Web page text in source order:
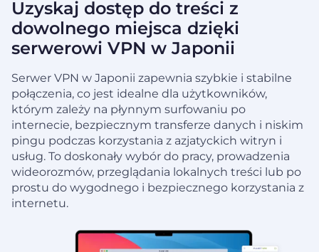
Uzyskaj dostęp do treści z
dowolnego miejsca dzięki
serwerowi VPN w Japonii
Serwer VPN w Japonii zapewnia szybkie i stabilne
połączenia, co jest idealne dla użytkowników,
którym zależy na płynnym surfowaniu po
internecie, bezpiecznym transferze danych i niskim
pingu podczas korzystania z azjatyckich witryn i
usług. To doskonały wybór do pracy, prowadzenia
wideorozmów, przeglądania lokalnych treści lub po
prostu do wygodnego i bezpiecznego korzystania z
internetu.